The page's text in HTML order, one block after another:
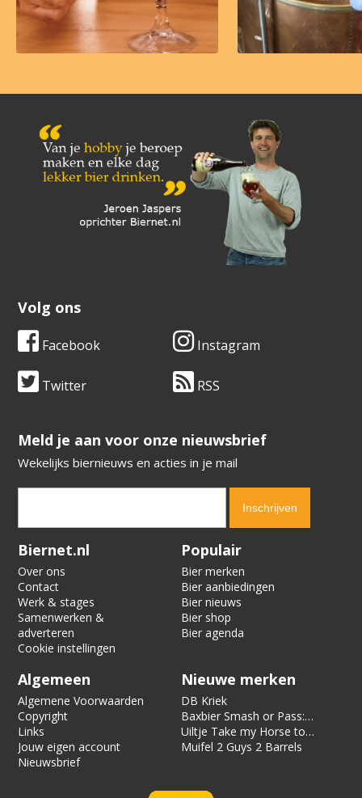
Volg ons
Facebook Instagram
Twitter RSS
​​​​​​​Meld je aan voor onze nieuwsbrief
Wekelijks biernieuws en acties in je mail
Verification code:
Biernet.nl
Over ons
Contact
Werk & stages
Samenwerken &
adverteren
Cookie instellingen
Populair
Bier merken
Bier aanbiedingen
Bier nieuws
Bier shop
Bier agenda
Algemeen
Algemene Voorwaarden
Copyright
Links
Jouw eigen account
Nieuwsbrief
Nieuwe merken
DB Kriek
Baxbier Smash or Pass:
Strata
Uiltje Take my Horse to
the Hotel Room
Muifel 2 Guys 2 Barrels